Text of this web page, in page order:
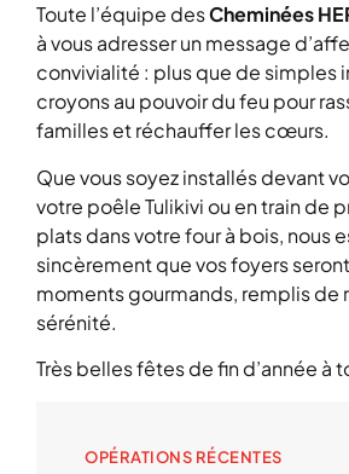
Toute l’équipe desCheminées
à vous adresser un message
convivialité : plus que de simples
croyons au pouvoir du feu pour
familles et réchauffer les cœurs.
Que vous soyez installés devant
votre poêle Tulikivi ou en train de
plats dans votre four à bois, nous
sincèrement que vos foyers
moments gourmands, remplis de
sérénité.
Très belles fêtes de fin d’année à
OPÉRATIONS RÉCENTES